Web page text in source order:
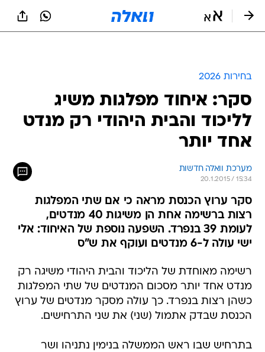
בחירות 2026
סקר: איחוד מפלגות משיג
לליכוד והבית היהודי רק מנדט
אחד יותר
מערכת וואלה חדשות
20.1.2015 / 15:34
סקר ערוץ הכנסת מראה כי אם שתי המפלגות
רצות ברשימה אחת הן משיגות 40 מנדטים,
לעומת 39 בנפרד. השפעה נוספת של האיחוד: אלי
ישי עולה ל-6 מנדטים ועוקף את ש"ס
רשימה מאוחדת של הליכוד והבית היהודי משיגה רק
מנדט אחד יותר מסכום המנדטים של שתי המפלגות
כשהן רצות בנפרד. כך עולה מסקר מנדטים של ערוץ
הכנסת שבדק אתמול (שני) את שני התרחישים.
בתרחיש שבו ראש הממשלה בנימין נתניהו ושר